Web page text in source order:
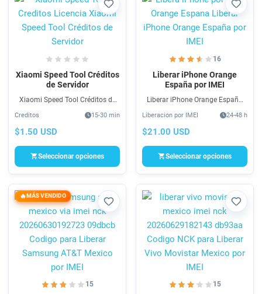
Favorito
Xiaomi Speed Tool Créditos
de Servidor
Xiaomi Speed Tool Créditos de
Auth, Flash, FRP & Reparaciones
de celulares Xiaomi 100%
Creditos 15-30 min
$1.50 USD
Seleccionar opciones
16
Liberar iPhone Orange
España por IMEI
Liberar iPhone Orange España
económico y bastante fácil que
le ayuda a Liberar iPhone Orange
Liberacion por IMEI 24-48 h
$21.00 USD
Seleccionar opciones
MÁS VENDIDO
Favorito
15 15